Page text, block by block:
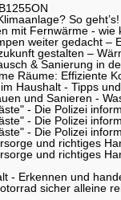
So
mit Fernwärme - wie
weiter gedacht –
gestalten –
& Sanierung in
Räume: Effiziente
Haushalt - Tipps
und Sanieren -
- Die Polizei
- Die Polizei
- Die Polizei
und richtiges
und richtiges
- Erkennen und
sicher alleine